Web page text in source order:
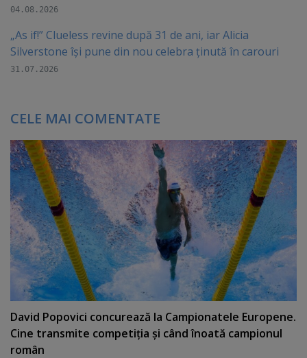
04.08.2026
„As if!” Clueless revine după 31 de ani, iar Alicia
Silverstone își pune din nou celebra ținută în carouri
31.07.2026
CELE MAI COMENTATE
David Popovici concurează la Campionatele Europene.
Cine transmite competiţia şi când înoată campionul
român